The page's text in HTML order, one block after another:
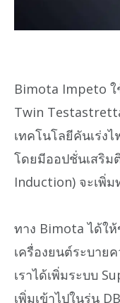
Bimota Impeto ใ
Twin
เทคโนโลยีคันเร่ง
โดยมีออปชั่นเสริม
Induction) จะเพิ่
ทาง Bimota ได้ใ
เครื่องยนต์ระบาย
เราได้เพิ่มระบบ
เพิ่มเข้าไปในรุ่น